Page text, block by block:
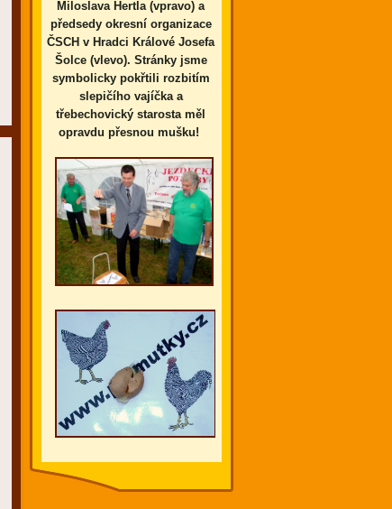
Miloslava Hertla (vpravo) a
předsedy okresní organizace
ČSCH v Hradci Králové Josefa
Šolce (vlevo). Stránky jsme
symbolicky pokřtili rozbitím
slepičího vajíčka a
třebechovický starosta měl
opravdu přesnou mušku!